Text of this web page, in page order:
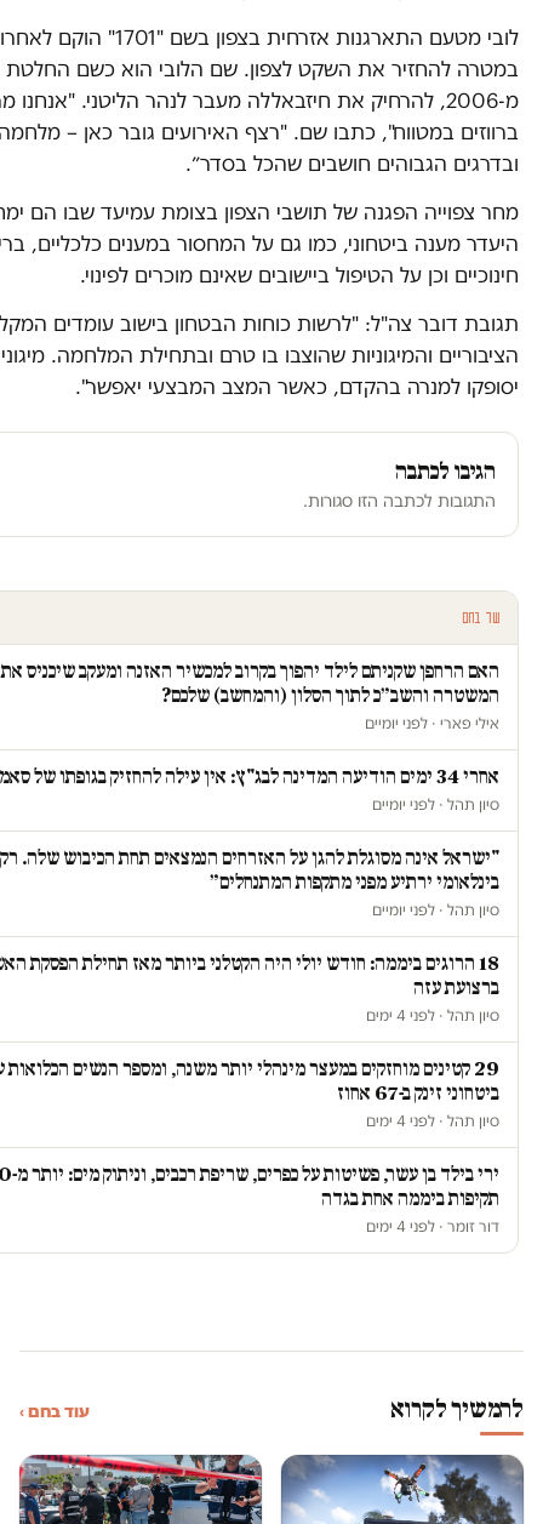
לובי מטעם התארגנות אזרחית בצפון בשם "1701"
במטרה להחזיר את השקט לצפון. שם הלובי הוא כשם החלטת
מ-2006, להרחיק את חיזבאללה מעבר לנהר הליטני. "אנחנו
ברווזים במטווח", כתבו שם. "רצף האירועים גובר כאן –
ובדרגים הגבוהים חושבים שהכל בסדר״.
מחר צפוייה הפגנה של תושבי הצפון בצומת עמיעד שבו הם
היעדר מענה ביטחוני, כמו גם על המחסור במענים כלכליים,
חינוכיים וכן על הטיפול ביישובים שאינם מוכרים לפינוי.
תגובת דובר צה"ל: "לרשות כוחות הבטחון בישוב עומדים
הציבוריים והמיגוניות שהוצבו בו טרם ובתחילת המלחמה.
יסופקו למנרה בהקדם, כאשר המצב המבצעי יאפשר".
הגיבו לכתבה
התגובות לכתבה הזו סגורות.
עוד בחם
האם הרחפן שקניתם לילד יהפוך בקרוב למכשיר האזנה ומעקב שיכניס את
המשטרה והשב״כ לתוך הסלון (והמחשב) שלכם?
אילי פארי · לפני יומיים
אחרי 34 ימים הודיעה המדינה לבג"ץ: אין עילה להחזיק בגופתו של סאמי ג'עסוס
סיון תהל · לפני יומיים
"ישראל אינה מסוגלת להגן על האזרחים הנמצאים תחת הכיבוש שלה. רק
בינלאומי ירתיע מפני מתקפות המתנחלים״
סיון תהל · לפני יומיים
18 הרוגים ביממה: חודש יולי היה הקטלני ביותר מאז תחילת הפסקת
ברצועת עזה
סיון תהל · לפני 4 ימים
29 קטינים מוחזקים במעצר מינהלי יותר משנה, ומספר הנשים הכלואות
ביטחוני זינק ב-67 אחוז
סיון תהל · לפני 4 ימים
ירי בילד בן עשר,
תקיפות ביממה אחת בגדה
דור זומר · לפני 4 ימים
להמשיך לקרוא עוד בחם ›